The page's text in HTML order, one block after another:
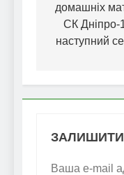
домашніх
СК Дніпро-
наступний
ЗАЛИШИТИ
Ваша e-mail